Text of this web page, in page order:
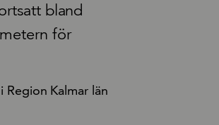
bland
för
Kalmar län